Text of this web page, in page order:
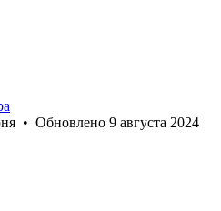
• Обновлено 9 августа 2024